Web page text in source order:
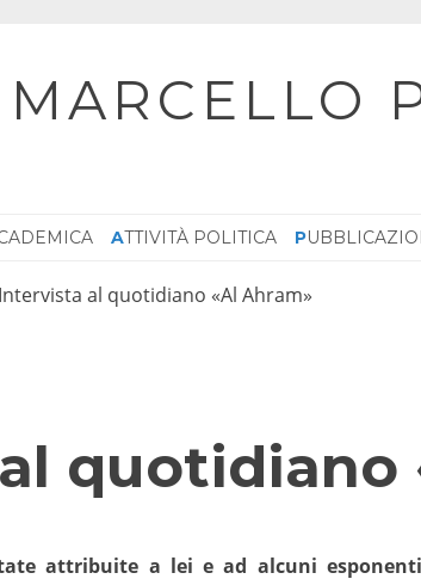
MARCELLO
ATTIVITÀ POLITICA
Intervista al quotidiano «Al Ahram»
quotidiano
attribuite a lei e ad alcuni